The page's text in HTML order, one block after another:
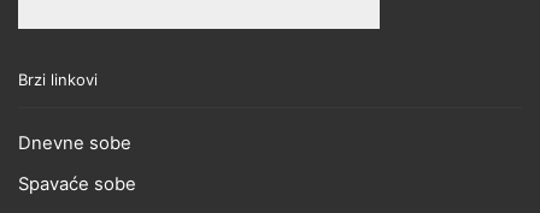
Brzi linkovi
Dnevne sobe
Spavaće sobe